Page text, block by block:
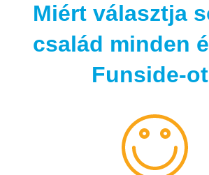
Miért választja
család minden
Funside-